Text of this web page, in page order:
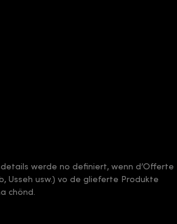
werde no definiert, wenn d’Offerte
Usseh usw.) vo de glieferte Produkte
chönd.